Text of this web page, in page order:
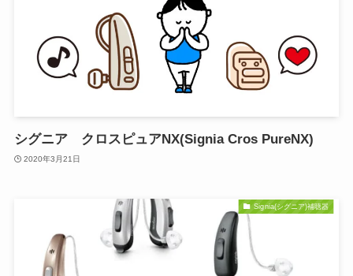
シグニア クロスピュアNX(Signia Cros PureNX)
2020年3月21日
Signia(シグニア)補聴器